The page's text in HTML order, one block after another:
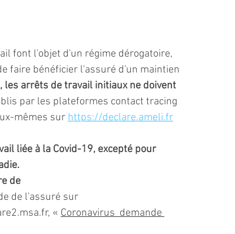
font l'objet d'un régime dérogatoire,
faire bénéficier l'assuré d'un maintien
les arrêts de travail initiaux ne doivent
par les plateformes contact tracing
mêmes sur https://declare.ameli.fr
liée à la Covid-19, excepté pour
de
de l'assuré sur
, « Coronavirus  demande